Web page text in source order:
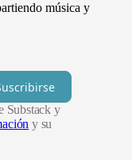
música y
Substack y
y su